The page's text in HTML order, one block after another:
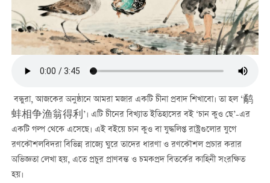
বন্ধুরা, আজকের অনুষ্ঠানে আমরা মজার একটি চীনা প্রবাদ শিখাবো। তা হল ‘鹬
蚌相争渔翁得利’। এটি চীনের বিখ্যাত ইতিহাসের বই ‘চান কুও ছে’-এর
একটি গল্প থেকে এসেছে। এই বইয়ে চান কুও বা যুদ্ধলিপ্ত রাষ্ট্রগুলোর যুগে
রণকৌশলবিদরা বিভিন্ন রাজ্যে ঘুরে তাদের ধারণা ও রণকৌশল প্রচার করার
অভিজ্ঞতা লেখা হয়, এতে প্রচুর প্রাণবন্ত ও চমকপ্রদ বিতর্কের কাহিনী সংরক্ষিত
হয়।